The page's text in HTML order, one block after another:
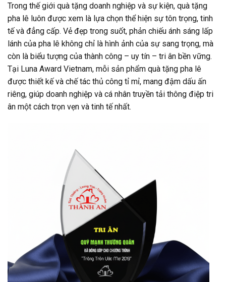
Trong thế giới quà tặng doanh nghiệp và sự kiện, quà tặng
pha lê luôn được xem là lựa chọn thể hiện sự tôn trọng, tinh
tế và đẳng cấp. Vẻ đẹp trong suốt, phản chiếu ánh sáng lấp
lánh của pha lê không chỉ là hình ảnh của sự sang trọng, mà
còn là biểu tượng của thành công – uy tín – tri ân bền vững.
Tại Luna Award Vietnam, mỗi sản phẩm quà tặng pha lê
được thiết kế và chế tác thủ công tỉ mỉ, mang đậm dấu ấn
riêng, giúp doanh nghiệp và cá nhân truyền tải thông điệp tri
ân một cách trọn vẹn và tinh tế nhất.